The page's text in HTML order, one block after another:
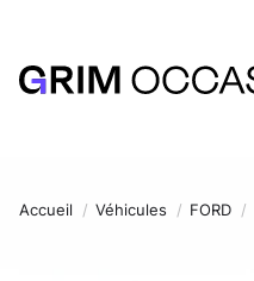
Accueil Véhicules FORD